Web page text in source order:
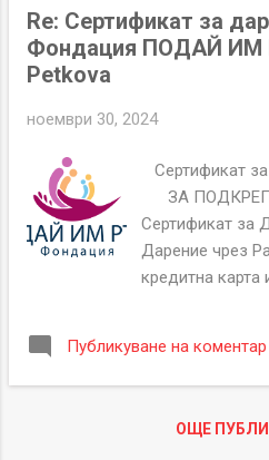
Re: Сертификат за
Фондация ПОДАЙ ИМ
Petkova
ноември 30, 2024
Сертификат
ЗА
Сертификат за
Дарение чрез
кредитна карта
Petkova Имейл
Публикуване на коментар
ОЩЕ